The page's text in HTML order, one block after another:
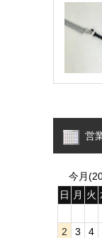
営
今月
日
月 火
2
3 4